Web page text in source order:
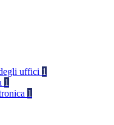
uffici 1
1
1